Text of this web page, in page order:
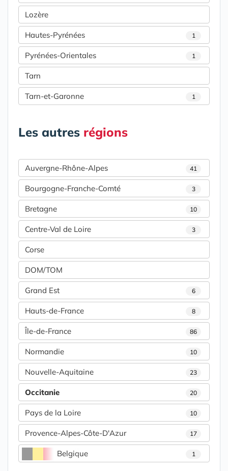
Lozère
Hautes-Pyrénées 1
Pyrénées-Orientales 1
Tarn
Tarn-et-Garonne 1
Les autres régions
Auvergne-Rhône-Alpes 41
Bourgogne-Franche-Comté 3
Bretagne 10
Centre-Val de Loire 3
Corse
DOM/TOM
Grand Est 6
Hauts-de-France 8
Île-de-France 86
Normandie 10
Nouvelle-Aquitaine 23
Occitanie 20
Pays de la Loire 10
Provence-Alpes-Côte-D'Azur 17
Belgique 1